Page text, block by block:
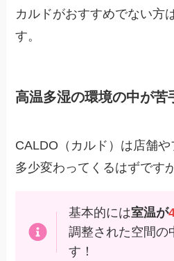
カルドがおすすめでない方
す。
高温多湿の環境の中が苦
CALDO（カルド）は店舗
多少変わってくるはずですが
基本的には室温が
調整された空間の
す！